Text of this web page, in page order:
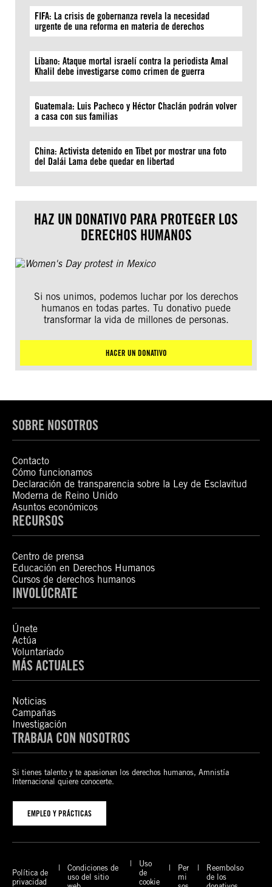
FIFA: La crisis de gobernanza revela la necesidad
urgente de una reforma en materia de derechos
Líbano: Ataque mortal israelí contra la periodista Amal
Khalil debe investigarse como crimen de guerra
Guatemala: Luis Pacheco y Héctor Chaclán podrán volver
a casa con sus familias
China: Activista detenido en Tíbet por mostrar una foto
del Dalái Lama debe quedar en libertad
HAZ UN DONATIVO PARA PROTEGER LOS
DERECHOS HUMANOS
Si nos unimos, podemos luchar por los derechos
humanos en todas partes. Tu donativo puede
transformar la vida de millones de personas.
HACER UN DONATIVO
SOBRE NOSOTROS
Contacto
Cómo funcionamos
Declaración de transparencia sobre la Ley de Esclavitud
Moderna de Reino Unido
Asuntos económicos
RECURSOS
Centro de prensa
Educación en Derechos Humanos
Cursos de derechos humanos
INVOLÚCRATE
Únete
Actúa
Voluntariado
MÁS ACTUALES
Noticias
Campañas
Investigación
TRABAJA CON NOSOTROS
Si tienes talento y te apasionan los derechos humanos, Amnistía
Internacional quiere conocerte.
EMPLEO Y PRÁCTICAS
Política de
privacidad
Condiciones de
uso del sitio
Uso
de
cookie
Per
mi
Reembolso
de los